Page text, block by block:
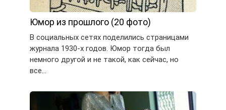
Юмор из прошлого (20 фото)
В социальных сетях поделились страницами
журнала 1930-х годов. Юмор тогда был
немного другой и не такой, как сейчас, но
все…